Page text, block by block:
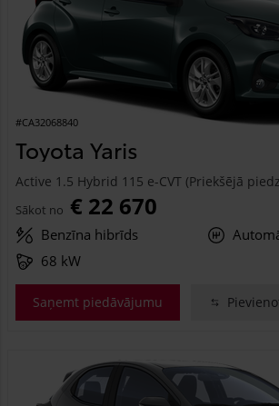
#CA32068840
Toyota Yaris
Active 1.5 Hybrid 115 e-CVT (Priekšējā
Sākot no € 22 670
Benzīna hibrīds
68 kW
Saņemt piedāvājumu